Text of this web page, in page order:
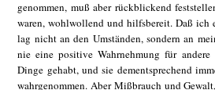
genommen, muß aber rückblickend
waren, wohlwollend und hilfsbereit. Daß ich
lag nicht an den Umständen, sondern an
nie eine positive Wahrnehmung für
Dinge gehabt, und sie dementsprechend
wahrgenommen. Aber Mißbrauch und